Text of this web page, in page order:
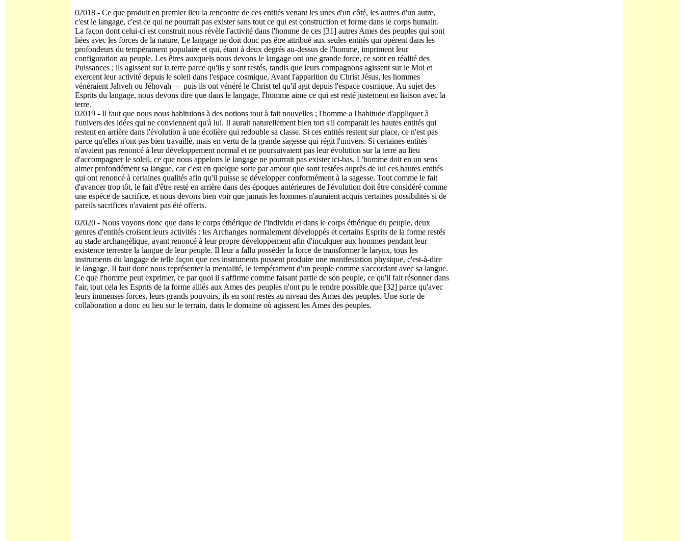
02018 - Ce que produit en premier lieu la rencontre de ces entités venant les unes d'un côté, les autres d'un autre,
c'est le langage, c'est ce qui ne pourrait pas exister sans tout ce qui est construction et forme dans le corps humain.
La façon dont celui-ci est construit nous révèle l'activité dans l'homme de ces [31] autres Ames des peuples qui sont
liées avec les forces de la nature. Le langage ne doit donc pas être attribué aux seules entités qui opèrent dans les
profondeurs du tempérament populaire et qui, étant à deux degrés au-dessus de l'homme, impriment leur
configuration au peuple. Les êtres auxquels nous devons le langage ont une grande force, ce sont en réalité des
Puissances ; ils agissent sur la terre parce qu'ils y sont restés, tandis que leurs compagnons agissent sur le Moi et
exercent leur activité depuis le soleil dans l'espace cosmique. Avant l'apparition du Christ Jésus, les hommes
vénéraient Jahveh ou Jéhovah — puis ils ont vénéré le Christ tel qu'il agit depuis l'espace cosmique. Au sujet des
Esprits du langage, nous devons dire que dans le langage, l'homme aime ce qui est resté justement en liaison avec la
terre.
02019 - Il faut que nous nous habituions à des notions tout à fait nouvelles ; l'homme a l'habitude d'appliquer à
l'univers des idées qui ne conviennent qu'à lui. Il aurait naturellement bien tort s'il comparait les hautes entités qui
restent en arrière dans l'évolution à une écolière qui redouble sa classe. Si ces entités restent sur place, ce n'est pas
parce qu'elles n'ont pas bien travaillé, mais en vertu de la grande sagesse qui régit l'univers. Si certaines entités
n'avaient pas renoncé à leur développement normal et ne poursuivaient pas leur évolution sur la terre au lieu
d'accompagner le soleil, ce que nous appelons le langage ne pourrait pas exister ici-bas. L'homme doit en un sens
aimer profondément sa langue, car c'est en quelque sorte par amour que sont restées auprès de lui ces hautes entités
qui ont renoncé à certaines qualités afin qu'il puisse se développer conformément à la sagesse. Tout comme le fait
d'avancer trop tôt, le fait d'être resté en arrière dans des époques antérieures de l'évolution doit être considéré comme
une espèce de sacrifice, et nous devons bien voir que jamais les hommes n'auraient acquis certaines possibilités si de
pareils sacrifices n'avaient pas été offerts.
02020 - Nous voyons donc que dans le corps éthérique de l'individu et dans le corps éthérique du peuple, deux
genres d'entités croisent leurs activités : les Archanges normalement développés et certains Esprits de la forme restés
au stade archangélique, ayant renoncé à leur propre développement afin d'inculquer aux hommes pendant leur
existence terrestre la langue de leur peuple. Il leur a fallu posséder la force de transformer le larynx, tous les
instruments du langage de telle façon que ces instruments pussent produire une manifestation physique, c'est-à-dire
le langage. Il faut donc nous représenter la mentalité, le tempérament d'un peuple comme s'accordant avec sa langue.
Ce que l'homme peut exprimer, ce par quoi il s'affirme comme faisant partie de son peuple, ce qu'il fait résonner dans
l'air, tout cela les Esprits de la forme alliés aux Ames des peuples n'ont pu le rendre possible que [32] parce qu'avec
leurs immenses forces, leurs grands pouvoirs, ils en sont restés au niveau des Ames des peuples. Une sorte de
collaboration a donc eu lieu sur le terrain, dans le domaine où agissent les Ames des peuples.